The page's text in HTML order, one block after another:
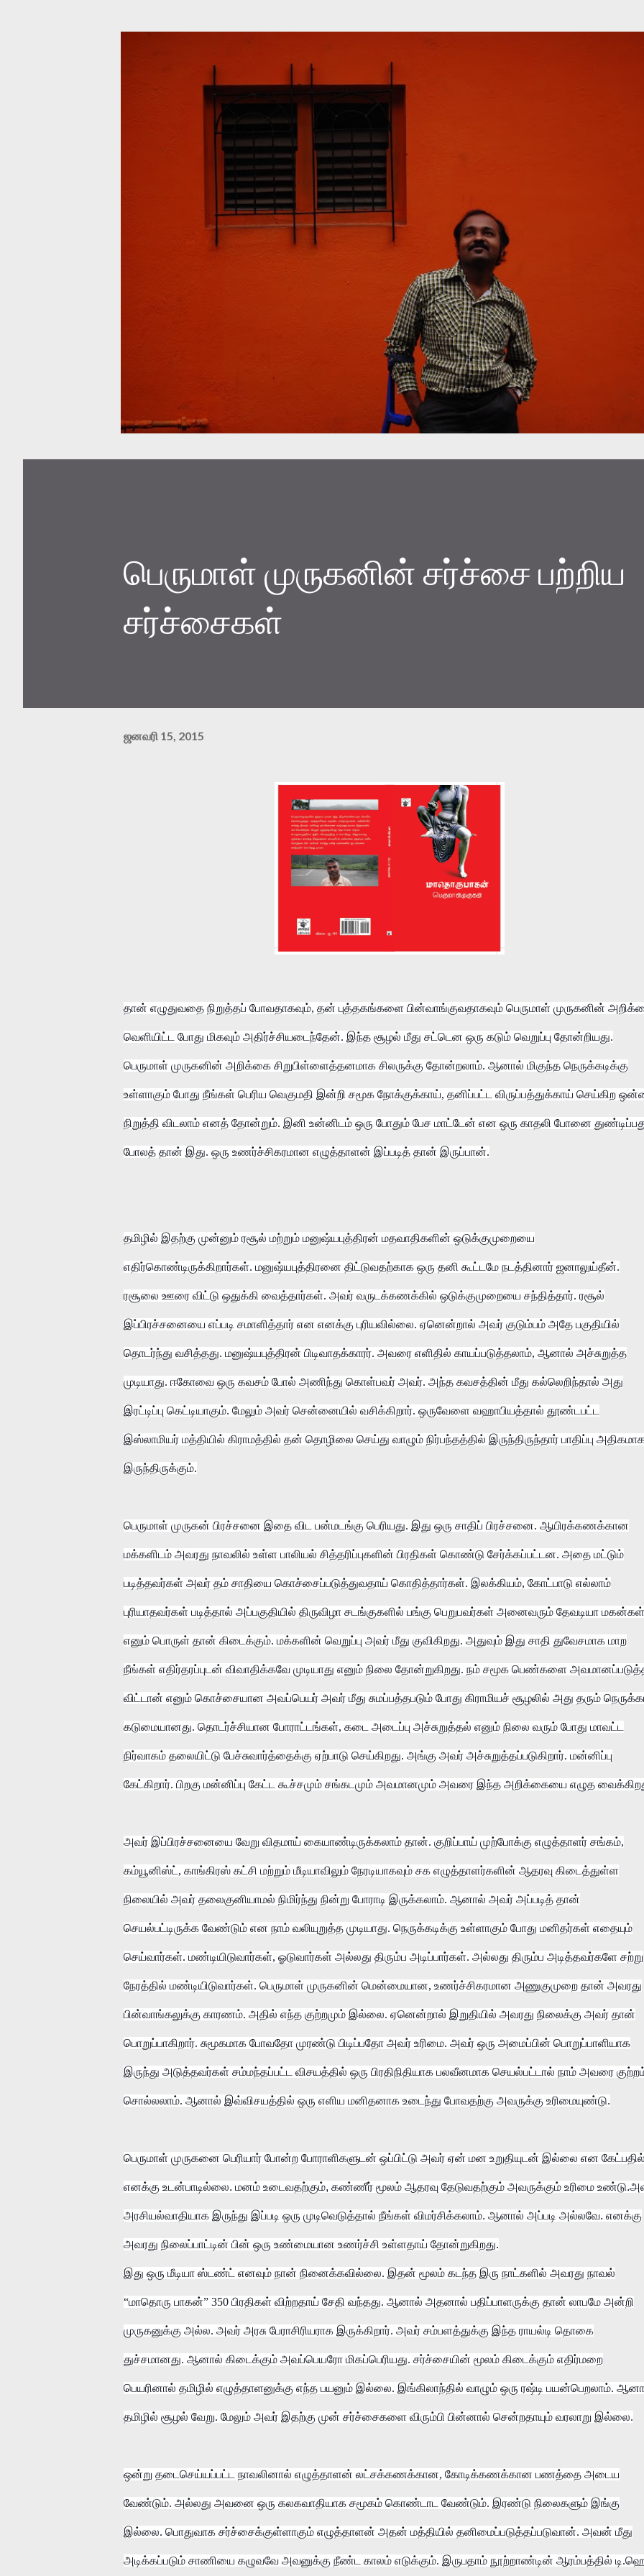
பெருமாள் முருகனின் சர்ச்சை பற்றிய
சர்ச்சைகள்
ஜனவரி 15, 2015
தான் எழுதுவதை நிறுத்தப் போவதாகவும், தன் புத்தகங்களை பின்வாங்குவதாகவும் பெருமாள் முருகனின்
வெளியிட்ட போது மிகவும் அதிர்ச்சியடைந்தேன். இந்த சூழல் மீது சட்டென ஒரு கடும் வெறுப்பு தோன்றியது.
பெருமாள் முருகனின் அறிக்கை சிறுபிள்ளைத்தனமாக சிலருக்கு தோன்றலாம். ஆனால் மிகுந்த நெருக்கடிக்கு
உள்ளாகும் போது நீங்கள் பெரிய வெகுமதி இன்றி சமூக நோக்குக்காய், தனிப்பட்ட விருப்பத்துக்காய் செய்கிற
நிறுத்தி விடலாம் எனத் தோன்றும். இனி உன்னிடம் ஒரு போதும் பேச மாட்டேன் என ஒரு காதலி போனை
போலத் தான் இது. ஒரு உணர்ச்சிகரமான எழுத்தாளன் இப்படித் தான் இருப்பான்.
தமிழில் இதற்கு முன்னும் ரசூல் மற்றும் மனுஷ்யபுத்திரன் மதவாதிகளின் ஒடுக்குமுறையை
எதிர்கொண்டிருக்கிறார்கள். மனுஷ்யபுத்திரனை திட்டுவதற்காக ஒரு தனி கூட்டமே நடத்தினார் ஜனாலுய்தீன்.
ரசூலை ஊரை விட்டு ஒதுக்கி வைத்தார்கள். அவர் வருடக்கணக்கில் ஒடுக்குமுறையை சந்தித்தார். ரசூல்
இப்பிரச்சனையை எப்படி சமாளித்தார் என எனக்கு புரியவில்லை. ஏனென்றால் அவர் குடும்பம் அதே பகுதியில்
தொடர்ந்து வசித்தது. மனுஷ்யபுத்திரன் பிடிவாதக்காரர். அவரை எளிதில் காயப்படுத்தலாம், ஆனால் அச்சுறுத்த
முடியாது. ஈகோவை ஒரு கவசம் போல் அணிந்து கொள்பவர் அவர். அந்த கவசத்தின் மீது கல்லெறிந்தால் அது
இரட்டிப்பு கெட்டியாகும். மேலும் அவர் சென்னையில் வசிக்கிறார். ஒருவேளை வஹாபியத்தால் தூண்டபட்ட
இஸ்லாமியர் மத்தியில் கிராமத்தில் தன் தொழிலை செய்து வாழும் நிர்பந்தத்தில் இருந்திருந்தார் பாதிப்பு
இருந்திருக்கும்.
பெருமாள் முருகன் பிரச்சனை இதை விட பன்மடங்கு பெரியது. இது ஒரு சாதிப் பிரச்சனை. ஆயிரக்கணக்கான
மக்களிடம் அவரது நாவலில் உள்ள பாலியல் சித்தரிப்புகளின் பிரதிகள் கொண்டு சேர்க்கப்பட்டன. அதை மட்டும்
படித்தவர்கள் அவர் தம் சாதியை கொச்சைப்படுத்துவதாய் கொதித்தார்கள். இலக்கியம், கோட்பாடு எல்லாம்
புரியாதவர்கள் படித்தால் அப்பகுதியில் திருவிழா சடங்குகளில் பங்கு பெறுபவர்கள் அனைவரும் தேவடியா மகன்கள்
எனும் பொருள் தான் கிடைக்கும். மக்களின் வெறுப்பு அவர் மீது குவிகிறது. அதுவும் இது சாதி துவேசமாக மாற
நீங்கள் எதிர்தரப்புடன் விவாதிக்கவே முடியாது எனும் நிலை தோன்றுகிறது. நம் சமூக பெண்களை
விட்டான் எனும் கொச்சையான அவப்பெயர் அவர் மீது சுமப்பத்தபடும் போது கிராமியச் சூழலில் அது தரும்
கடுமையானது. தொடர்ச்சியான போராட்டங்கள், கடை அடைப்பு அச்சுறுத்தல் எனும் நிலை வரும் போது மாவட்ட
நிர்வாகம் தலையிட்டு பேச்சுவார்த்தைக்கு ஏற்பாடு செய்கிறது. அங்கு அவர் அச்சுறுத்தப்படுகிறார். மன்னிப்பு
கேட்கிறார். பிறகு மன்னிப்பு கேட்ட கூச்சமும் சங்கடமும் அவமானமும் அவரை இந்த அறிக்கையை எழுத
அவர் இப்பிரச்சனையை வேறு விதமாய் கையாண்டிருக்கலாம் தான். குறிப்பாய் முற்போக்கு எழுத்தாளர் சங்கம்,
கம்யூனிஸ்ட், காங்கிரஸ் கட்சி மற்றும் மீடியாவிலும் நேரடியாகவும் சக எழுத்தாளர்களின் ஆதரவு கிடைத்துள்ள
நிலையில் அவர் தலைகுனியாமல் நிமிர்ந்து நின்று போராடி இருக்கலாம். ஆனால் அவர் அப்படித் தான்
செயல்பட்டிருக்க வேண்டும் என நாம் வலியுறுத்த முடியாது. நெருக்கடிக்கு உள்ளாகும் போது மனிதர்கள் எதையும்
செய்வார்கள். மண்டியிடுவார்கள், ஓடுவார்கள் அல்லது திரும்ப அடிப்பார்கள். அல்லது திரும்ப அடித்தவர்களே சற்று
நேரத்தில் மண்டியிடுவார்கள். பெருமாள் முருகனின் மென்மையான, உணர்ச்சிகரமான அணுகுமுறை தான் அவரது
பின்வாங்கலுக்கு காரணம். அதில் எந்த குற்றமும் இல்லை. ஏனென்றால் இறுதியில் அவரது நிலைக்கு அவர் தான்
பொறுப்பாகிறார். சுமூகமாக போவதோ முரண்டு பிடிப்பதோ அவர் உரிமை. அவர் ஒரு அமைப்பின் பொறுப்பாளியாக
இருந்து அடுத்தவர்கள் சம்மந்தப்பட்ட விசயத்தில் ஒரு பிரதிநிதியாக பலவீனமாக செயல்பட்டால் நாம் அவரை
சொல்லலாம். ஆனால் இவ்விசயத்தில் ஒரு எளிய மனிதனாக உடைந்து போவதற்கு அவருக்கு உரிமையுண்டு.
பெருமாள் முருகனை பெரியார் போன்ற போராளிகளுடன் ஒப்பிட்டு அவர் ஏன் மன உறுதியுடன் இல்லை என
எனக்கு உடன்பாடில்லை. மனம் உடைவதற்கும், கண்ணீர் மூலம் ஆதரவு தேடுவதற்கும் அவருக்கும் உரிமை உண்டு.
அரசியல்வாதியாக இருந்து இப்படி ஒரு முடிவெடுத்தால் நீங்கள் விமர்சிக்கலாம். ஆனால் அப்படி அல்லவே. எனக்கு
அவரது நிலைப்பாட்டின் பின் ஒரு உண்மையான உணர்ச்சி உள்ளதாய் தோன்றுகிறது.
இது ஒரு மீடியா ஸ்டண்ட் எனவும் நான் நினைக்கவில்லை. இதன் மூலம் கடந்த இரு நாட்களில் அவரது நாவல்
“மாதொரு பாகன்” 350 பிரதிகள் விற்றதாய் சேதி வந்தது. ஆனால் அதனால் பதிப்பாளருக்கு தான் லாபமே அன்றி
முருகனுக்கு அல்ல. அவர் அரசு பேராசிரியராக இருக்கிறார். அவர் சம்பளத்துக்கு இந்த ராயல்டி தொகை
துச்சமானது. ஆனால் கிடைக்கும் அவப்பெயரோ மிகப்பெரியது. சர்ச்சையின் மூலம் கிடைக்கும் எதிர்மறை
பெயரினால் தமிழில் எழுத்தாளனுக்கு எந்த பயனும் இல்லை. இங்கிலாந்தில் வாழும் ஒரு ரஷ்டி பயன்பெறலாம்.
தமிழில் சூழல் வேறு. மேலும் அவர் இதற்கு முன் சர்ச்சைகளை விரும்பி பின்னால் சென்றதாயும் வரலாறு இல்லை.
ஒன்று தடைசெய்யப்பட்ட நாவலினால் எழுத்தாளன் லட்சக்கணக்கான, கோடிக்கணக்கான பணத்தை அடைய
வேண்டும். அல்லது அவனை ஒரு கலகவாதியாக சமூகம் கொண்டாட வேண்டும். இரண்டு நிலைகளும் இங்கு
இல்லை. பொதுவாக சர்ச்சைக்குள்ளாகும் எழுத்தாளன் அதன் மத்தியில் தனிமைப்படுத்தப்படுவான். அவன் மீது
அடிக்கப்படும் சாணியை கழுவவே அவனுக்கு நீண்ட காலம் எடுக்கும். இருபதாம் நூற்றாண்டின் ஆரம்பத்தில்